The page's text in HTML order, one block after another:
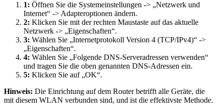
1: Öffnen Sie die Systemeinstellungen -> „Netzwerk und
Internet“ -> Adapteroptionen ändern.
2: Klicken Sie mit der rechten Maustaste auf das aktuelle
Netzwerk -> „Eigenschaften“.
3: Wählen Sie „Internetprotokoll Version 4 (TCP/IPv4)“ ->
„Eigenschaften“.
4: Wählen Sie „Folgende DNS-Serveradressen verwenden“
und tragen Sie die oben genannten DNS-Adressen ein.
5: Klicken Sie auf „OK“.
Hinweis: Die Einrichtung auf dem Router betrifft alle Geräte, die
mit diesem WLAN verbunden sind, und ist die effektivste Methode.